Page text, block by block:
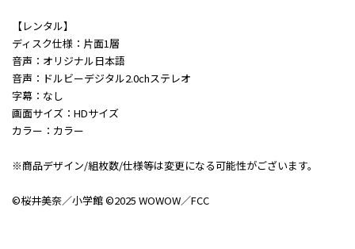
【レンタル】
ディスク仕様：片面1層
音声：オリジナル日本語
音声：ドルビーデジタル2.0chステレオ
字幕：なし
画面サイズ：HDサイズ
カラー：カラー
※商品デザイン/組枚数/仕様等は変更になる可能性がございます。
©桜井美奈／小学館 ©2025 WOWOW／FCC